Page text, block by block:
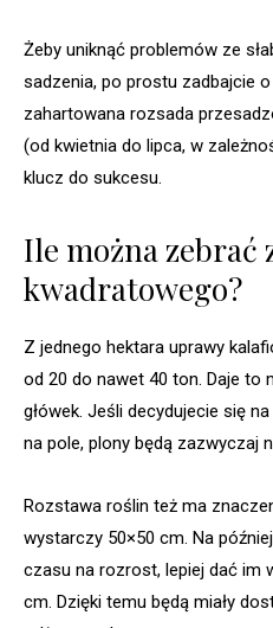
Żeby uniknąć problemów ze
sadzenia, po prostu zadbajcie
zahartowana rozsada
(od kwietnia do lipca, w
klucz do sukcesu.
Ile można zebrać
kwadratowego?
Z jednego hektara uprawy
od 20 do nawet 40 ton. Daje to
główek. Jeśli decydujecie się
na pole, plony będą zazwyczaj
Rozstawa roślin też ma
wystarczy 50×50 cm. Na
czasu na rozrost, lepiej dać im
cm. Dzięki temu będą miały